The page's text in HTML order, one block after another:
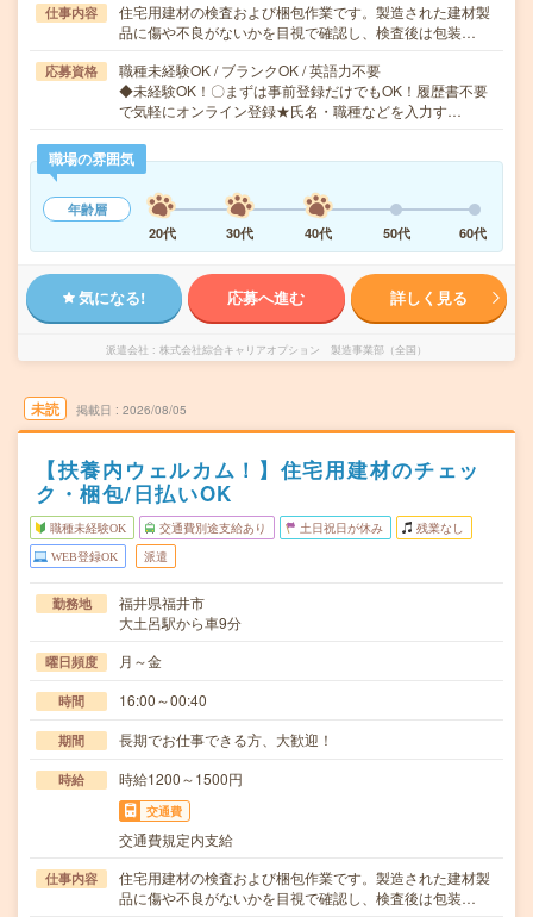
仕事内容
住宅用建材の検査および梱包作業です。製造された建材製
品に傷や不良がないかを目視で確認し、検査後は包装…
応募資格
職種未経験OK / ブランクOK / 英語力不要
◆未経験OK！〇まずは事前登録だけでもOK！履歴書不要
で気軽にオンライン登録★氏名・職種などを入力す…
職場の雰囲気
年齢層
20代
30代 40代 50代 60代
気になる! 応募へ進む 詳しく見る
派遣会社 株式会社綜合キャリアオプション 製造事業部（全国）
未読 掲載日 2026/08/05
【扶養内ウェルカム！】住宅用建材のチェッ
ク・梱包/日払いOK
職種未経験OK 交通費別途支給あり 土日祝日が休み 残業なし
WEB登録OK 派遣
勤務地
福井県福井市
大土呂駅から車9分
曜日頻度 月～金
時間 16:00～00:40
期間 長期でお仕事できる方、大歓迎！
時給 時給1200～1500円
交通費
交通費規定内支給
仕事内容
住宅用建材の検査および梱包作業です。製造された建材製
品に傷や不良がないかを目視で確認し、検査後は包装…